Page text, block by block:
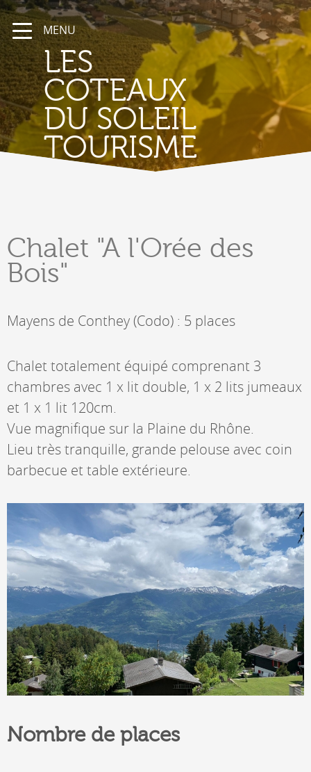
MENU
LES
COTEAUX
DU SOLEIL
TOURISME
Chalet "A l'Orée des
Bois"
Mayens de Conthey (Codo) : 5 places
Chalet totalement équipé comprenant 3
chambres avec 1 x lit double, 1 x 2 lits jumeaux
et 1 x 1 lit 120cm.
Vue magnifique sur la Plaine du Rhône.
Lieu très tranquille, grande pelouse avec coin
barbecue et table extérieure.
Nombre de places